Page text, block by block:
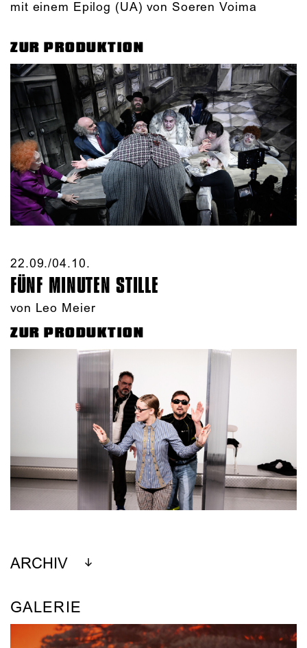
mit einem Epilog (UA) von Soeren Voima
ZUR PRODUKTION
22.09./​04.10.​
FÜNF MINUTEN STILLE
von Leo Meier
ZUR PRODUKTION
ARCHIV
GALERIE